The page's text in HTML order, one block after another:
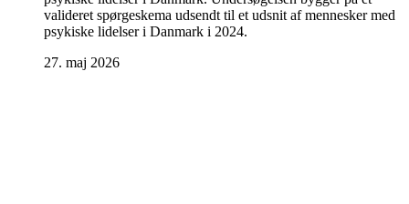
valideret spørgeskema udsendt til et udsnit af mennesker med
psykiske lidelser i Danmark i 2024.
27. maj 2026